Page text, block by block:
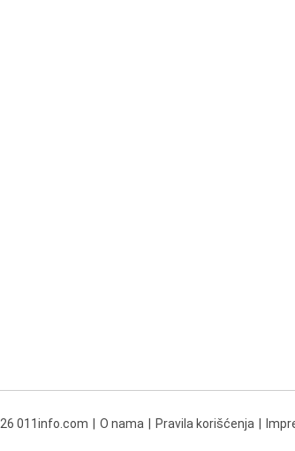
011info.com O nama Pravila korišćenja